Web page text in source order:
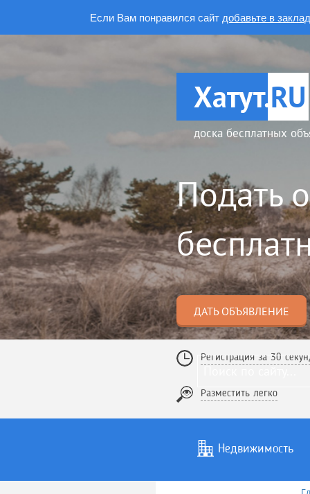
Если Вам понравился сайт добавьте в
Хатут.RU
доска бесплатных
Подать
ДАТЬ ОБЪЯВЛЕНИЕ
Регистрация за 30
Разместить легко
Недвижимость